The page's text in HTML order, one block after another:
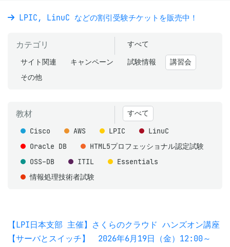
LPIC, LinuC などの割引受験チケットを販売中！
カテゴリ すべて
サイト関連 キャンペーン 試験情報
講習会
その他
教材 すべて
Cisco AWS LPIC
LinuC
Oracle DB
HTML5プロフェッショナル認定試験
OSS-DB
ITIL
Essentials
情報処理技術者試験
【LPI日本支部 主催】さくらのクラウド ハンズオン講座
【サーバとスイッチ】 2026年6月19日（金）12:00～